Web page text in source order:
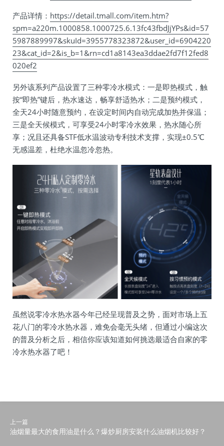
产品详情： https://detail.tmall.com/item.htm?
spm=a220m.1000858.1000725.6.13fc43fbdJjYPs&id=57
5987889997&skuId=3955778323872&user_id=6904220
23&cat_id=2&is_b=1&rn=cd1a8143ea3ddae2fd7f12fed8
020ef2
另外该系列产品设置了三种零冷水模式：一是即热模式，触
按“即热”键后，热水速达，畅享舒适热水；二是预约模式，
全天24小时随意预约，在设定时间内自动完成加热并保温；
三是全天候模式，可享受24小时零冷水效果，热水随心所
享；况且还具备STF低水温波动专利技术支撑，实现±0.5℃
无感温差，杜绝水温忽冷忽热。
虽然说零冷水热水器今年已经呈现普及之势，面对市场上五
花八门的零冷水热水器，难免会毫无头绪，但通过小编这次
的普及分析之后，相信你应该知道如何挑选最适合自家的零
冷水热水器了吧！
上一篇
油烟量最大的食用油是什么？爆炒厨房安装什么油烟机比较好？